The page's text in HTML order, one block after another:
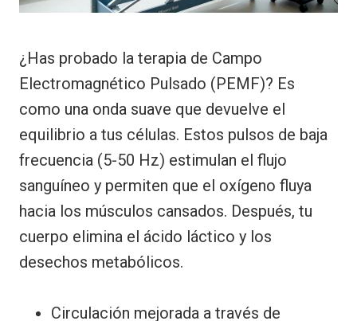
¿Has probado la terapia de Campo
Electromagnético Pulsado (PEMF)? Es
como una onda suave que devuelve el
equilibrio a tus células. Estos pulsos de baja
frecuencia (5-50 Hz) estimulan el flujo
sanguíneo y permiten que el oxígeno fluya
hacia los músculos cansados. Después, tu
cuerpo elimina el ácido láctico y los
desechos metabólicos.
Circulación mejorada a través de